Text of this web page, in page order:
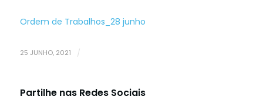
Ordem de Trabalhos_28 junho
25 JUNHO, 2021 /
Partilhe nas Redes Sociais